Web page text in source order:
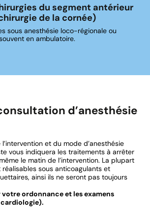
du segment antérieur
de la cornée)
sous anesthésie loco-régionale ou
en ambulatoire.
d’anesthésie
et du mode d’anesthésie
vous indiquera les traitements à arrêter
le matin de l’intervention. La plupart
sous anticoagulants et
ainsi ils ne seront pas toujours
votre ordonnance et les examens